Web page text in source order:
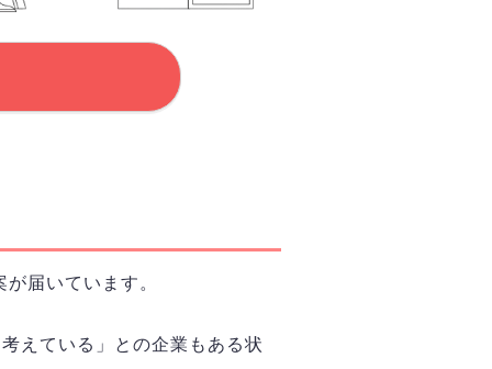
届いています。
えている」との企業もある状